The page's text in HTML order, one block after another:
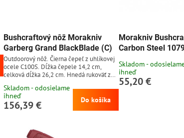
Bushcraftový nôž Morakniv
Garberg Grand BlackBlade (C)
Outdoorový nôž. Čierna čepeľ z uhlíkovej
ocele C100S. Dĺžka čepele 14,2 cm,
celková dĺžka 26,2 cm. Hnedá rukoväť z
Skladom - odosielame
ihneď
156,39 € Do košíka
Morakniv
Carbon Steel
Skladom -
ihneď
55,20 €